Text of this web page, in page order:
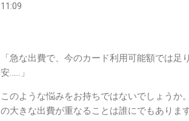
11:09
「急な出費で、今のカード利用可能額では
安……」
このような悩みをお持ちではないでしょう
の大きな出費が重なることは誰にでもありま